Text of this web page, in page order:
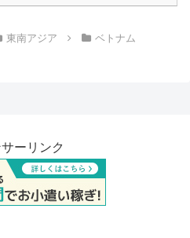
東南アジア ベトナム
ーリンク